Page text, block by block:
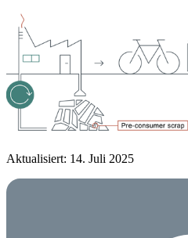
Aktualisiert: 14. Juli 2025